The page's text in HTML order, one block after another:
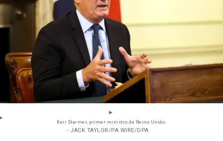
Keir Starmer, primer ministro de Reino Unido.
- JACK TAYLOR/PA WIRE/DPA